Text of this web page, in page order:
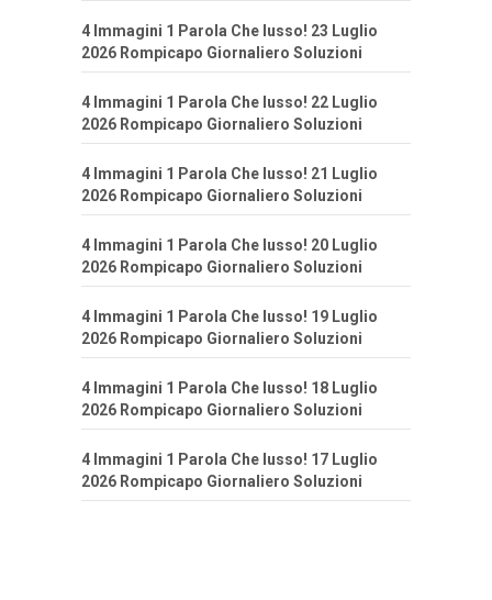
4 Immagini 1 Parola Che lusso! 23 Luglio
2026 Rompicapo Giornaliero Soluzioni
4 Immagini 1 Parola Che lusso! 22 Luglio
2026 Rompicapo Giornaliero Soluzioni
4 Immagini 1 Parola Che lusso! 21 Luglio
2026 Rompicapo Giornaliero Soluzioni
4 Immagini 1 Parola Che lusso! 20 Luglio
2026 Rompicapo Giornaliero Soluzioni
4 Immagini 1 Parola Che lusso! 19 Luglio
2026 Rompicapo Giornaliero Soluzioni
4 Immagini 1 Parola Che lusso! 18 Luglio
2026 Rompicapo Giornaliero Soluzioni
4 Immagini 1 Parola Che lusso! 17 Luglio
2026 Rompicapo Giornaliero Soluzioni